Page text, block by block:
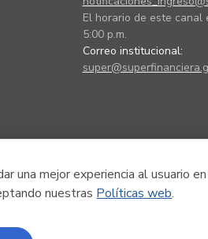
una mejor experiencia al usuario en
nuestras Políticas web.
El horario de este canal
5:00 p.m.
Correo institucional: